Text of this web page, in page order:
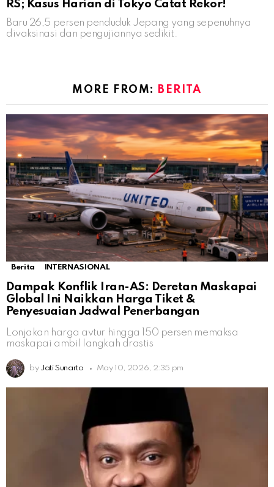
RS; Kasus Harian di Tokyo Catat Rekor!
Baru 26,5 persen penduduk Jepang yang sepenuhnya
divaksinasi dan pengujiannya sedikit.
MORE FROM: BERITA
Berita INTERNASIONAL
Dampak Konflik Iran-AS: Deretan Maskapai
Global Ini Naikkan Harga Tiket &
Penyesuaian Jadwal Penerbangan
Lonjakan harga avtur hingga 150 persen memaksa
maskapai ambil langkah drastis
by Jati Sunarto May 10, 2026, 2:35 pm